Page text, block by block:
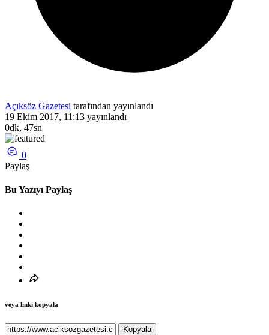
Açıksöz Gazetesi tarafından yayınlandı
19 Ekim 2017, 11:13 yayınlandı
0dk, 47sn
0
Paylaş
Bu Yazıyı Paylaş
veya linki kopyala
Kopyala